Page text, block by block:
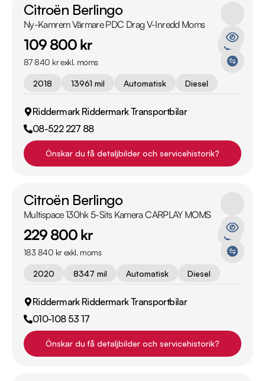
Citroën Berlingo
Ny-Kamrem Värmare PDC Drag V-Inredd Moms
109 800 kr
87 840 kr exkl. moms
2018 13961 mil Automatisk Diesel
Riddermark Riddermark Transportbilar
08-522 227 88
Önskar du få detaljbilder och servicehistorik?
Citroën Berlingo
Multispace 130hk 5-Sits Kamera CARPLAY MOMS
229 800 kr
183 840 kr exkl. moms
2020 8347 mil Automatisk Diesel
Riddermark Riddermark Transportbilar
010-108 53 17
Önskar du få detaljbilder och servicehistorik?